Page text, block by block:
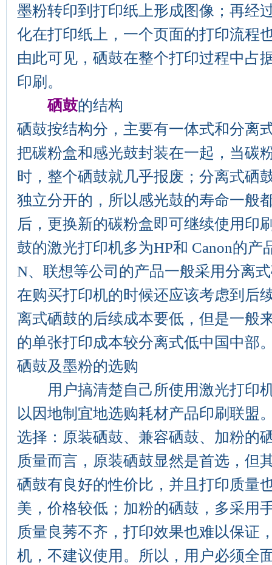
墨粉转印到打印纸上形成图像；再经
化在打印纸上，一个页面的打印流程
由此可见，硒鼓在整个打印过程中占
印刷。
硒鼓的结构
硒鼓按结构分，主要有一体式和分离
把碳粉盒和感光鼓封装在一起，当碳
时，整个硒鼓就几乎报废；分离式硒
独立分开的，所以感光鼓的寿命一般
后，更换新的碳粉盒即可继续使用印
鼓的激光打印机多为HP和 Canon的产
N、联想等公司的产品一般采用分离
在购买打印机的时候还应该考虑到后
离式硒鼓的后续成本要低，但是一般
的单张打印成本较分离式低中国中部
硒鼓及墨粉的选购
用户搞清楚自己所使用激光打印
以因地制宜地选购耗材产品印刷联盟
选择：原装硒鼓、兼容硒鼓、加粉的
质量而言，原装硒鼓显然是首选，但
硒鼓有良好的性价比，并且打印质量
美，价格较低；加粉的硒鼓，多采用
质量良莠不齐，打印效果也难以保证
机，不建议使用。所以，用户必须全